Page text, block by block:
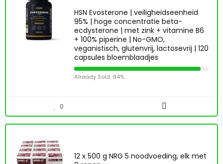
HSN Evosterone | veiligheidseenheid
95% | hoge concentratie beta-
ecdysterone | met zink + vitamine B6
+ 100% piperine | No-GMO,
veganistisch, glutenvrij, lactosevrij | 120
capsules bloemblaadjes
Already Sold: 94%
0
12 x 500 g NRG 5 noodvoeding, elk met